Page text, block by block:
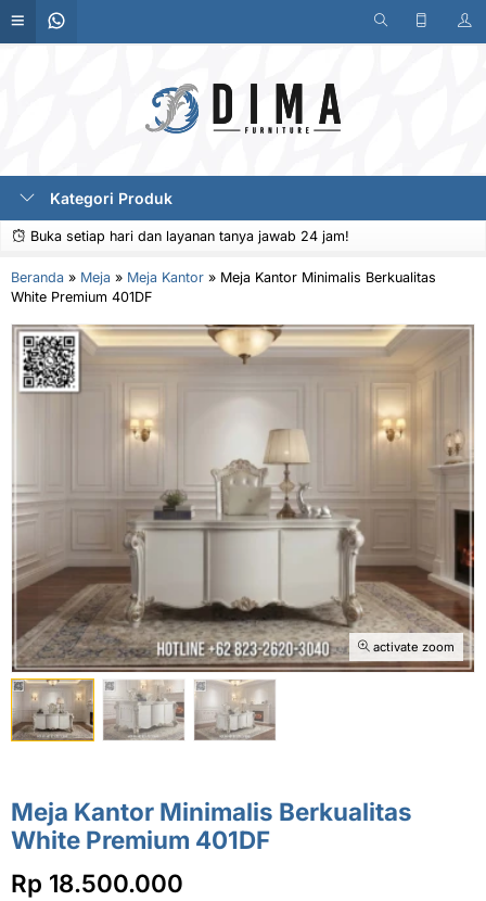
Kategori Produk
Buka setiap hari dan layanan tanya jawab 24 jam!
Beranda » Meja » Meja Kantor » Meja Kantor Minimalis Berkualitas
White Premium 401DF
activate zoom
Meja Kantor Minimalis Berkualitas
White Premium 401DF
Rp 18.500.000